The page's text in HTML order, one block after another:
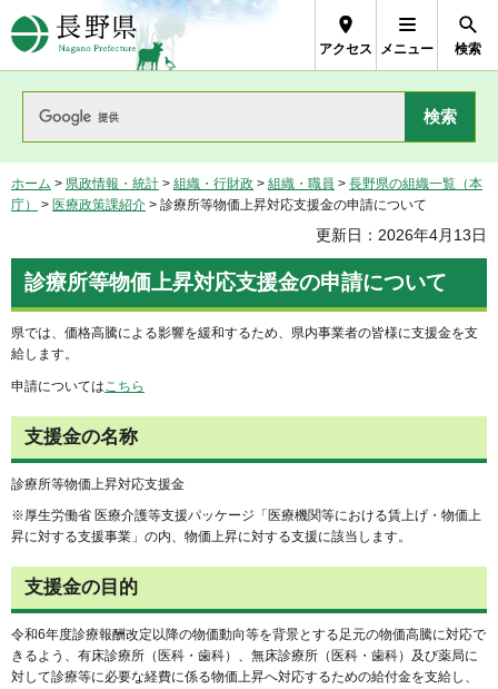
長野県Nagano Prefecture
アクセス メニュー 検索
ホーム > 県政情報・統計 > 組織・行財政 > 組織・職員 > 長野県の組織一覧（本
庁）
> 医療政策課紹介 > 診療所等物価上昇対応支援金の申請について
更新日：2026年4月13日
診療所等物価上昇対応支援金の申請について
県では、価格高騰による影響を緩和するため、県内事業者の皆様に支援金を支
給します。
申請についてはこちら
支援金の名称
診療所等物価上昇対応支援金
※厚生労働省 医療介護等支援パッケージ「医療機関等における賃上げ・物価上
昇に対する支援事業」の内、物価上昇に対する支援に該当します。
支援金の目的
令和6年度診療報酬改定以降の物価動向等を背景とする足元の物価高騰に対応で
きるよう、有床診療所（医科・歯科）、無床診療所（医科・歯科）及び薬局に
対して診療等に必要な経費に係る物価上昇へ対応するための給付金を支給し、